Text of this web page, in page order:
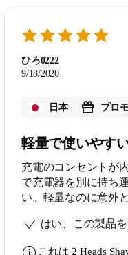
ひろ0222
9/18/2020
日本 プロ
軽量で使いやす
充電のコンセントが
で充電器を別に持ち
い。軽量なのに意外
はい、この製品
これは 2 Heads